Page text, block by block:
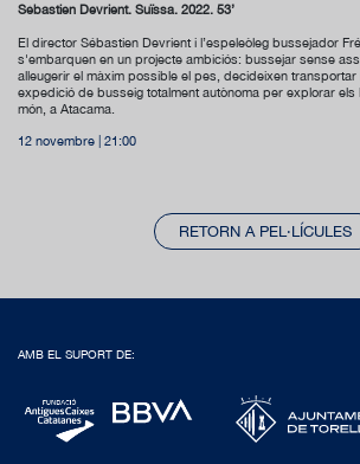
Sébastien Devrient. Suïssa. 2022. 53’
El director Sébastien Devrient i l’espeleòleg bussejador
s'embarquen en un projecte ambiciós: bussejar sense
alleugerir el màxim possible el pes, decideixen
expedició de busseig totalment autònoma per explorar els
món, a Atacama.
12 novembre | 21:00
RETORN A PEL·LÍCULES
AMB EL SUPORT DE: